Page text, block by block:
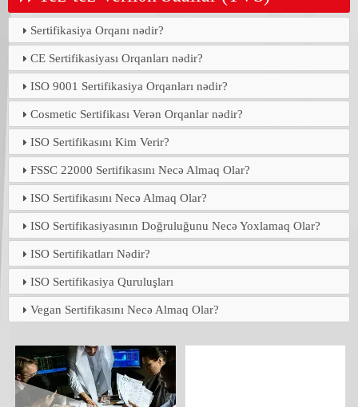
Sertifikasiya Orqanı nədir?
CE Sertifikasiyası Orqanları nədir?
ISO 9001 Sertifikasiya Orqanları nədir?
Cosmetic Sertifikası Verən Orqanlar nədir?
ISO Sertifikasını Kim Verir?
FSSC 22000 Sertifikasını Necə Almaq Olar?
ISO Sertifikasını Necə Almaq Olar?
ISO Sertifikasiyasının Doğruluğunu Necə Yoxlamaq Olar?
ISO Sertifikatları Nədir?
ISO Sertifikasiya Quruluşları
Vegan Sertifikasını Necə Almaq Olar?